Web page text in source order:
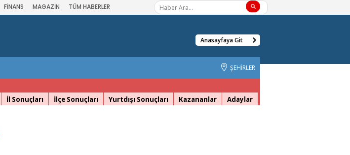
FİNANS MAGAZİN TÜM HABERLER
Anasayfaya Git
ŞEHİRLER
İl Sonuçları İlçe Sonuçları Yurtdışı Sonuçları Kazananlar Adaylar